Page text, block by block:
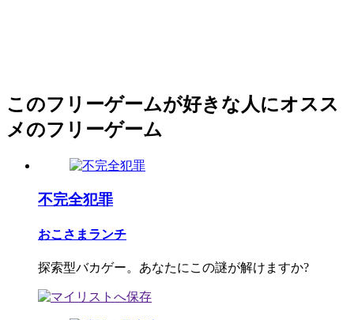
このフリーゲームが好きな人にオスス
メのフリーゲーム
不完全犯罪
おこさまランチ
探索型バカゲー。あなたにこの謎が解けますか?